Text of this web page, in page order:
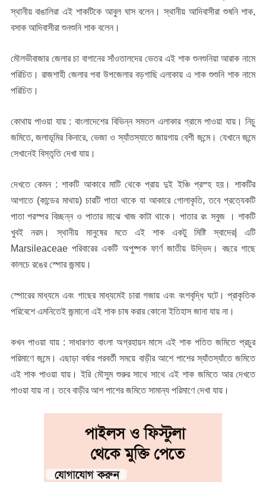
স্থানীয় বাঙালিরা এই শাকটিকে আবুল ঘাস বলেন। স্থানীয় আদিবাসীরা শুষনি শাক,
বসাক আদিবাসীরা শুনশুনি শাক বলেন।
মৌলভীবাজার জেলার চা বাগানের সাঁওতালদের ভেতর এই শাক শুনশুনিয়া আরাক নামে
পরিচিত। রাজশাহী জেলার পবা উপজেলার বড়গাছি এলাকায় এ শাক শুশুনি শাক নামে
পরিচিত।
কোথায় পাওয়া যায় : বাংলাদেশের বিভিন্ন সমতল এলাকার গ্রামে পাওয়া যায়। নিচু
জমিতে, জলাভূমির কিনারে, ভেজা ও স্যাঁতস্যাতে জায়গায় বেশী জন্মে। যেখানে জন্মে
সেখানেই বিস্তৃতি দেখা যায়।
দেখতে কেমন : শাকটি আকারে মাটি থেকে প্রায় দুই ইঞ্চি প্রস্হ হয়। শাকটির
আগাতে (কান্ডের মাথায়) চারটি পাতা থাকে যা আকারে গোলাকৃতি, তবে প্রত্যেকটি
পাতা পরস্পর বিচ্ছন্ন ও পাতার মাঝে খাজ কাটা থাকে। পাতার রং সবুজ । শাকটি
খুবই নরম। স্থানীয় মানুষের মতে এই শাক একটু মিষ্টি স্বাদের| এটি
Marsileaceae পরিবারের একটি অপুষ্পক ফার্ণ জাতীয় উদ্ভিদ। বছরে গাছে
কালচে রঙের স্পোর জন্মায়।
স্পোরের মাধ্যমে এবং গাছের মাধ্যমেই চারা গজায় এবং বংশবৃদ্ধি ঘটে। প্রাকৃতিক
পরিবেশে এমনিতেই জন্মানো এই শাক চাষ করার কোনো ইতিহাস জানা যায় না।
কখন পাওয়া যায় : সাধারণত বাংলা অগ্রহায়ন মাসে এই শাক পতিত জমিতে প্রচুর
পরিমাণে জন্মে। এছাড়া বর্ষার পরবর্তী সময়ে বাড়ীর আশে পাশের স্যাঁতস্যাঁতে জমিতে
এই শাক পাওয়া যায়। ইরি মৌসুম শুরুর সাথে সাথে এই শাক জমিতে আর দেখতে
পাওয়া যায় না। তবে বাড়ীর আশ পাশের জমিতে সামান্য পরিমাণে দেখা যায়।